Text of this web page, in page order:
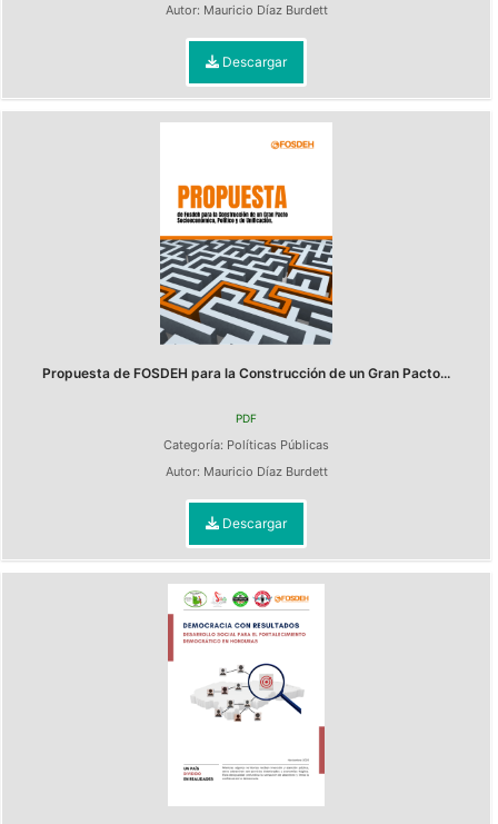
Autor: Mauricio Díaz Burdett
Descargar
Propuesta de FOSDEH para la Construcción de un Gran Pacto...
PDF
Categoría: Políticas Públicas
Autor: Mauricio Díaz Burdett
Descargar